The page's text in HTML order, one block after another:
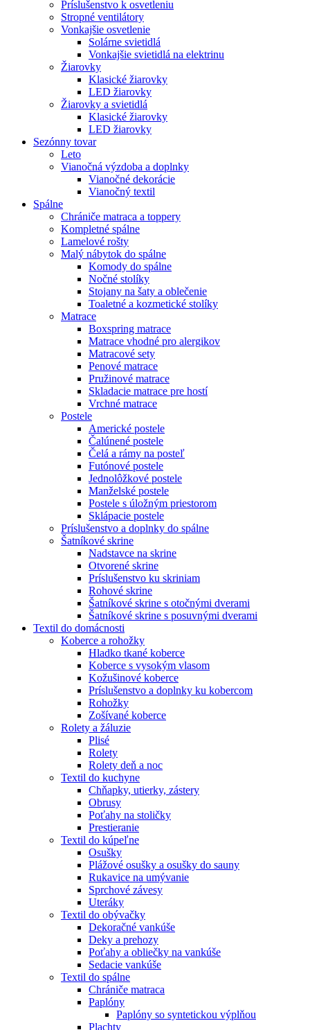
Príslušenstvo k osvetleniu
Stropné ventilátory
Vonkajšie osvetlenie
Solárne svietidlá
Vonkajšie svietidlá na elektrinu
Žiarovky
Klasické žiarovky
LED žiarovky
Žiarovky a svietidlá
Klasické žiarovky
LED žiarovky
Sezónny tovar
Leto
Vianočná výzdoba a doplnky
Vianočné dekorácie
Vianočný textil
Spálne
Chrániče matraca a toppery
Kompletné spálne
Lamelové rošty
Malý nábytok do spálne
Komody do spálne
Nočné stolíky
Stojany na šaty a oblečenie
Toaletné a kozmetické stolíky
Matrace
Boxspring matrace
Matrace vhodné pro alergikov
Matracové sety
Penové matrace
Pružinové matrace
Skladacie matrace pre hostí
Vrchné matrace
Postele
Americké postele
Čalúnené postele
Čelá a rámy na posteľ
Futónové postele
Jednolôžkové postele
Manželské postele
Postele s úložným priestorom
Sklápacie postele
Príslušenstvo a doplnky do spálne
Šatníkové skrine
Nadstavce na skrine
Otvorené skrine
Príslušenstvo ku skriniam
Rohové skrine
Šatníkové skrine s otočnými dverami
Šatníkové skrine s posuvnými dverami
Textil do domácnosti
Koberce a rohožky
Hladko tkané koberce
Koberce s vysokým vlasom
Kožušinové koberce
Príslušenstvo a doplnky ku kobercom
Rohožky
Zošívané koberce
Rolety a žáluzie
Plisé
Rolety
Rolety deň a noc
Textil do kuchyne
Chňapky, utierky, zástery
Obrusy
Poťahy na stoličky
Prestieranie
Textil do kúpeľne
Osušky
Plážové osušky a osušky do sauny
Rukavice na umývanie
Sprchové závesy
Uteráky
Textil do obývačky
Dekoračné vankúše
Deky a prehozy
Poťahy a obliečky na vankúše
Sedacie vankúše
Textil do spálne
Chrániče matraca
Paplóny
Paplóny so syntetickou výplňou
Plachty